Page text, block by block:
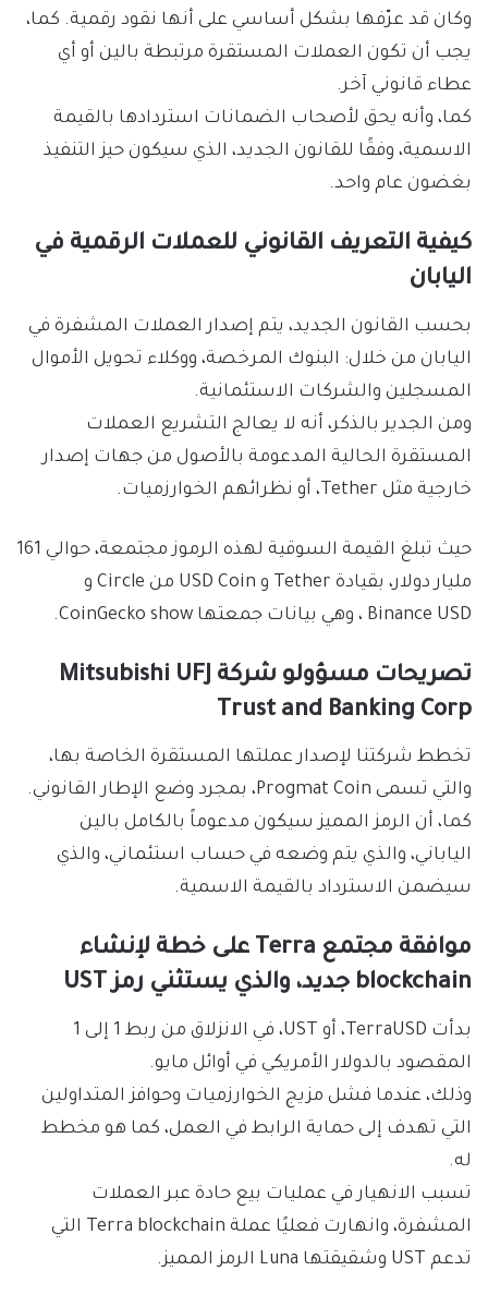
وكان قد عرّفها بشكل أساسي على أنها نقود رقمية. كما،
يجب أن تكون العملات المستقرة مرتبطة بالين أو أي
عطاء قانوني آخر.
كما، وأنه يحق لأصحاب الضمانات استردادها بالقيمة
الاسمية، وفقًا للقانون الجديد، الذي سيكون حيز التنفيذ
بغضون عام واحد.
كيفية التعريف القانوني للعملات الرقمية في
اليابان
بحسب القانون الجديد، يتم إصدار العملات المشفرة في
اليابان من خلال: البنوك المرخصة، ووكلاء تحويل الأموال
المسجلين والشركات الاستئمانية.
ومن الجدير بالذكر، أنه لا يعالج التشريع العملات
المستقرة الحالية المدعومة بالأصول من جهات إصدار
خارجية مثل Tether، أو نظرائهم الخوارزميات.
حيث تبلغ القيمة السوقية لهذه الرموز مجتمعة، حوالي 161
مليار دولار، بقيادة Tether و USD Coin من Circle و
Binance USD ، وهي بيانات جمعتها CoinGecko show.
تصريحات مسؤولو شركة Mitsubishi UFJ
Trust and Banking Corp
تخطط شركتنا لإصدار عملتها المستقرة الخاصة بها،
والتي تسمى Progmat Coin، بمجرد وضع الإطار القانوني.
كما، أن الرمز المميز سيكون مدعوماً بالكامل بالين
الياباني، والذي يتم وضعه في حساب استئماني، والذي
سيضمن الاسترداد بالقيمة الاسمية.
موافقة مجتمع Terra على خطة لإنشاء
blockchain جديد، والذي يستثني رمز UST
بدأت TerraUSD، أو UST، في الانزلاق من ربط 1 إلى 1
المقصود بالدولار الأمريكي في أوائل مايو.
وذلك، عندما فشل مزيج الخوارزميات وحوافز المتداولين
التي تهدف إلى حماية الرابط في العمل، كما هو مخطط
له.
تسبب الانهيار في عمليات بيع حادة عبر العملات
المشفرة، وانهارت فعليًا عملة Terra blockchain التي
تدعم UST وشقيقتها Luna الرمز المميز.